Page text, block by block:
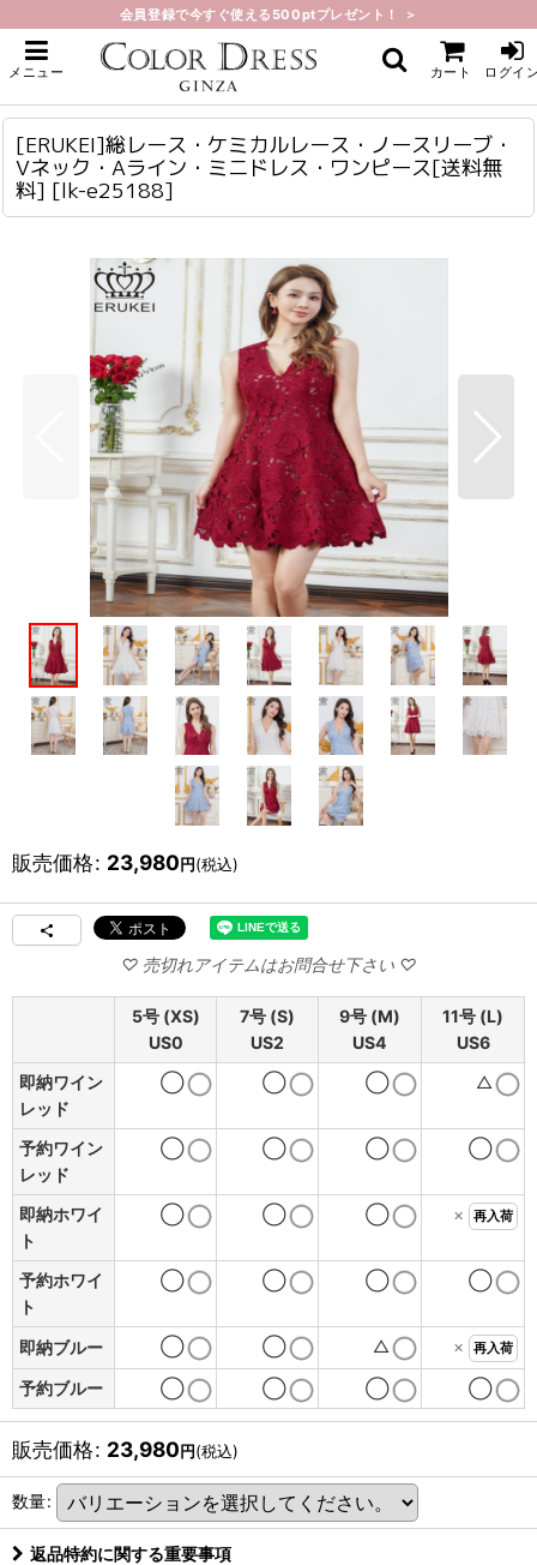
会員登録で今すぐ使える500ptプレゼント！ ＞
メニュー カート ログイ
ホーム > ミニ・ショート
[ERUKEI]総レース・ケミカルレース・ノースリーブ・Vネック・Aライン・ミニ
ドレス・ワンピース[送料無料]
[ERUKEI]総レース・ケミカルレース・ノースリーブ・
Vネック・Aライン・ミニドレス・ワンピース[送料無
料] [lk-e25188]
販売価格: 23,980円(税込)
5号 (XS)
US0
7号 (S)
US2
9号 (M)
US4
11号 (L)
US6
即納ワイン
レッド
◯ ◯ ◯ △
予約ワイン
レッド
◯ ◯ ◯ ◯
即納ホワイ
ト
◯ ◯ ◯ × 再入荷
予約ホワイ
ト
◯ ◯ ◯ ◯
即納ブルー ◯ ◯ △ × 再入荷
予約ブルー ◯ ◯ ◯ ◯
販売価格: 23,980円(税込)
数量:
返品特約に関する重要事項